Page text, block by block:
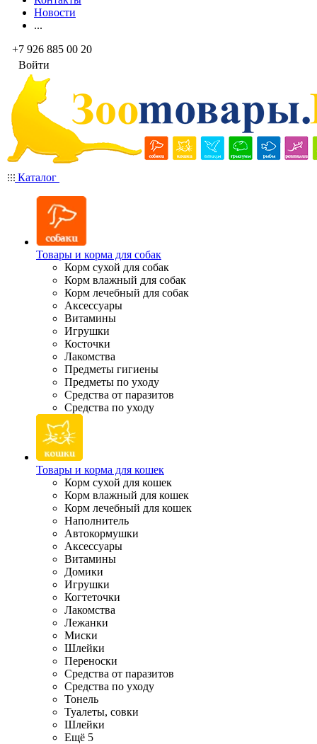
Новости
...
+7 926 885 00 20
Войти
Каталог
Товары и корма для собак
Корм сухой для собак
Корм влажный для собак
Корм лечебный для собак
Аксессуары
Витамины
Игрушки
Косточки
Лакомства
Предметы гигиены
Предметы по уходу
Средства от паразитов
Средства по уходу
Товары и корма для кошек
Корм сухой для кошек
Корм влажный для кошек
Корм лечебный для кошек
Наполнитель
Автокормушки
Аксессуары
Витамины
Домики
Игрушки
Когтеточки
Лакомства
Лежанки
Миски
Шлейки
Переноски
Средства от паразитов
Средства по уходу
Тонель
Туалеты, совки
Шлейки
Ещё 5